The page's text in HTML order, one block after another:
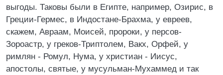
выгоды. Таковы были в Египте, например, Озирис, в
Греции-Гермес, в Индостане-Брахма, у евреев,
скажем, Авраам, Моисей, пророки, у персов-
Зороастр, у греков-Триптолем, Вакх, Орфей, у
римлян - Ромул, Нума, у христиан - Иисус,
апостолы, святые, у мусульман-Мухаммед и так